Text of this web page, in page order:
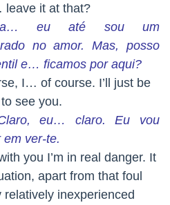
it at that?
eu até sou um
no amor. Mas, posso
e… ficamos por aqui?
I… of course. I’ll just be
see you.
eu… claro. Eu vou
ver-te.
you I’m in real danger. It
apart from that foul
inexperienced